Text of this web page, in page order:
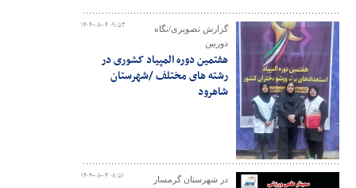
۱۴۰۴-۰۸-۰۴ ۰۹:۵۳
گزارش تصویری/نگاه
دوربین
هفتمین دوره المپیاد کشوری در
رشته های مختلف /شهرستان
شاهرود
۱۴۰۴-۰۸-۰۴ ۰۸:۵۱
در شهرستان گرمسار